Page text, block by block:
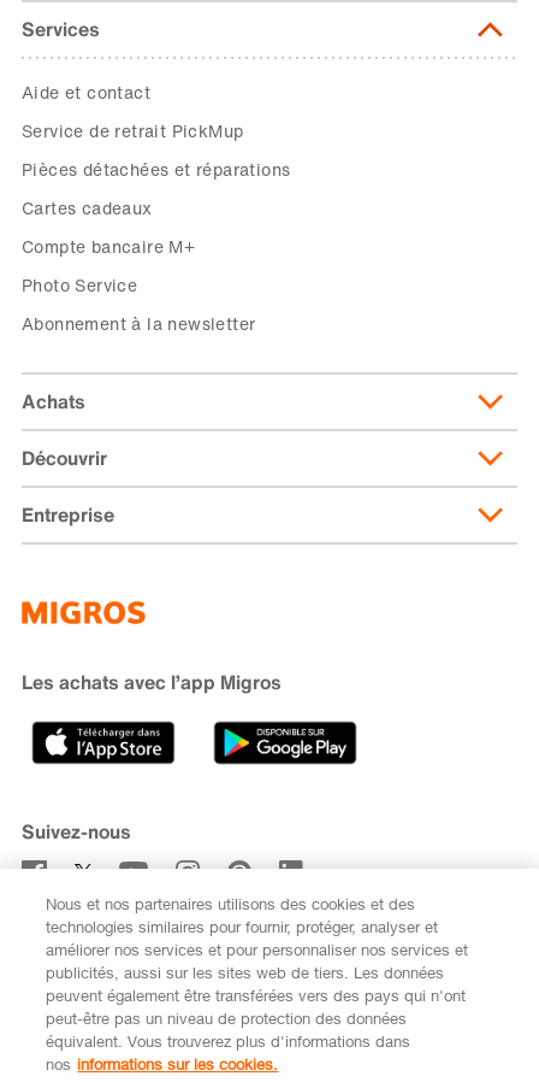
Services
Aide et contact
Service de retrait PickMup
Pièces détachées et réparations
Cartes cadeaux
Compte bancaire M+
Photo Service
Abonnement à la newsletter
Achats
Livraison et frais de livraison
Abonnement de livraison
Moyens de paiement
Cumulus
Recherche de magasin
Découvrir
Migusto
iMpuls
Banque Migros
Entreprise
Développement durable
Carrière
Sponsoring
Médias
Code de conduite et signalement
Les achats avec l’app Migros
Suivez-nous
S’abonner à la newsletter
FR
Nous et nos partenaires utilisons des cookies et des
technologies similaires pour fournir, protéger, analyser et
améliorer nos services et pour personnaliser nos services et
publicités, aussi sur les sites web de tiers. Les données
peuvent également être transférées vers des pays qui n'ont
peut-être pas un niveau de protection des données
équivalent. Vous trouverez plus d'informations dans
nos informations sur les cookies.